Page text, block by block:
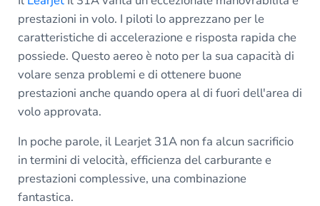
prestazioni in volo. I piloti lo apprezzano per le
caratteristiche di accelerazione e risposta rapida che
possiede. Questo aereo è noto per la sua capacità di
volare senza problemi e di ottenere buone
prestazioni anche quando opera al di fuori dell'area di
volo approvata.
In poche parole, il Learjet 31A non fa alcun sacrificio
in termini di velocità, efficienza del carburante e
prestazioni complessive, una combinazione
fantastica.